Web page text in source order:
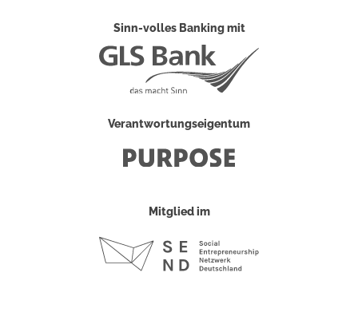
Sinn-volles Banking mit
Verantwortungseigentum
Mitglied im